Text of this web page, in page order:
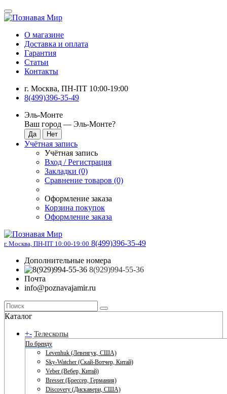
О магазине
Доставка и оплата
Гарантия
Статьи
Контакты
г. Москва, ПН-ПТ 10:00-19:00
8(499)396-35-49
Эль-Монте
Ваш город — Эль-Монте?
Учётная запись
Учётная запись
Вход / Регистрация
Закладки (0)
Сравнение товаров (0)
Оформление заказа
Корзина покупок
Оформление заказа
г. Москва, ПН-ПТ 10:00-19:00 8(499)396-35-49
Дополнительные номера
8(929)994-55-36
Почта
info@poznavajamir.ru
Каталог
+- Телескопы
По бренду
Levenhuk (Левенгук, США)
Sky-Watcher (Скай-Вотчер, Китай)
Veber (Вебер, Китай)
Bresser (Брессер, Германия)
Discovery (Дискавери, США)